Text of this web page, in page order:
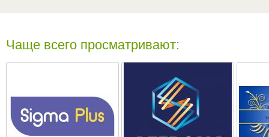
Чаще всего просматривают: